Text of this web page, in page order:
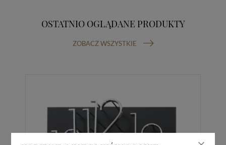
OSTATNIO OGLĄDANE PRODUKTY
ZOBACZ WSZYSTKIE